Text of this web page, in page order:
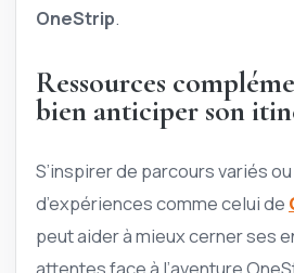
OneStrip.
Ressources
bien anticiper son
S’inspirer de parcours variés
d’expériences comme celui de
peut aider à mieux cerner ses
attentes face à l’aventure